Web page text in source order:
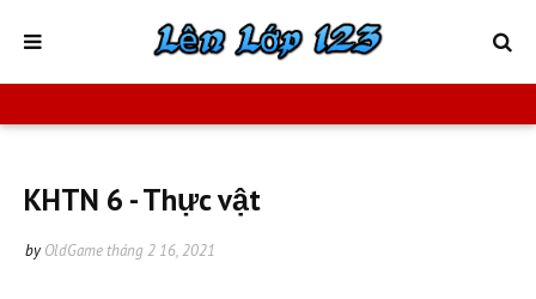
KHTN 6 - Thực vật
by OldGame tháng 2 16, 2021